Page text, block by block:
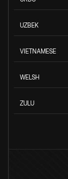
UZBEK
VIETNAMESE
WELSH
ZULU